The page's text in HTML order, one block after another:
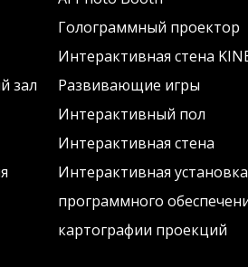
зал
Голограммный проектор
Интерактивная стена
Развивающие игры
Интерактивный пол
Интерактивная стена
Интерактивная установка
программного
картографии проекций